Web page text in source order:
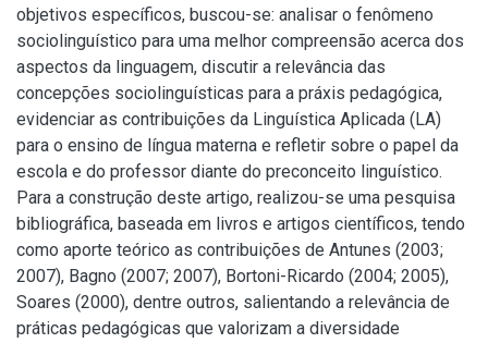
objetivos específicos, buscou-se: analisar o fenômeno
sociolinguístico para uma melhor compreensão acerca dos
aspectos da linguagem, discutir a relevância das
concepções sociolinguísticas para a práxis pedagógica,
evidenciar as contribuições da Linguística Aplicada (LA)
para o ensino de língua materna e refletir sobre o papel da
escola e do professor diante do preconceito linguístico.
Para a construção deste artigo, realizou-se uma pesquisa
bibliográfica, baseada em livros e artigos científicos, tendo
como aporte teórico as contribuições de Antunes (2003;
2007), Bagno (2007; 2007), Bortoni-Ricardo (2004; 2005),
Soares (2000), dentre outros, salientando a relevância de
práticas pedagógicas que valorizam a diversidade